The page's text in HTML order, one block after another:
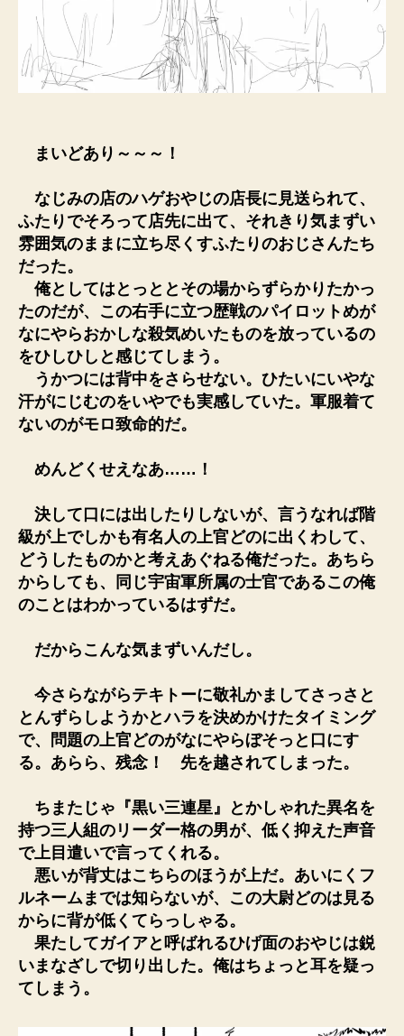
まいどあり～～～！
なじみの店のハゲおやじの店長に見送られて、
ふたりでそろって店先に出て、それきり気まずい
雰囲気のままに立ち尽くすふたりのおじさんたち
だった。
俺としてはとっととその場からずらかりたかっ
たのだが、この右手に立つ歴戦のパイロットめが
なにやらおかしな殺気めいたものを放っているの
をひしひしと感じてしまう。
うかつには背中をさらせない。ひたいにいやな
汗がにじむのをいやでも実感していた。軍服着て
ないのがモロ致命的だ。
めんどくせえなあ……！
決して口には出したりしないが、言うなれば階
級が上でしかも有名人の上官どのに出くわして、
どうしたものかと考えあぐねる俺だった。あちら
からしても、同じ宇宙軍所属の士官であるこの俺
のことはわかっているはずだ。
だからこんな気まずいんだし。
今さらながらテキトーに敬礼かましてさっさと
とんずらしようかとハラを決めかけたタイミング
で、問題の上官どのがなにやらぼそっと口にす
る。あらら、残念！ 先を越されてしまった。
ちまたじゃ『黒い三連星』とかしゃれた異名を
持つ三人組のリーダー格の男が、低く抑えた声音
で上目遣いで言ってくれる。
悪いが背丈はこちらのほうが上だ。あいにくフ
ルネームまでは知らないが、この大尉どのは見る
からに背が低くてらっしゃる。
果たしてガイアと呼ばれるひげ面のおやじは鋭
いまなざしで切り出した。俺はちょっと耳を疑っ
てしまう。